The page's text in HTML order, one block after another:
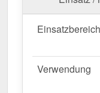
gewünschte
schnelle und
optimal an Ihre
Falls vor Ort
Kantteil mühelos
Einsatzbereich
Verwendung